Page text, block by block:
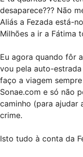
desaparece??? Não
Aliás a Fezada está-
Milhões a ir a Fátima
Eu agora quando fôr
vou pela auto-estrada
faço a viagem
Sonae.com e só não
caminho (para ajudar
crime.
Isto tudo à conta da